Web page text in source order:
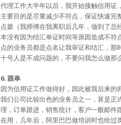
代理工作大半年以后，我开始接触信用证
主要目的是尽量减少不符点，保证快速
点拨（我师傅在我离职后几年，做到了
本没有因为结汇单证时间等原因造成不
点的业务员都是点名让我审证和结汇，
十号人是不成问题的，不要问我怎么做那
6. 跟单
因为信用证工作做得好，因此被我后来
我们公司比较出色的业务员之一，算是
理，订单跟进，销售统计，客户一般邮
在用，几年后，阿里巴巴做培训时也给过